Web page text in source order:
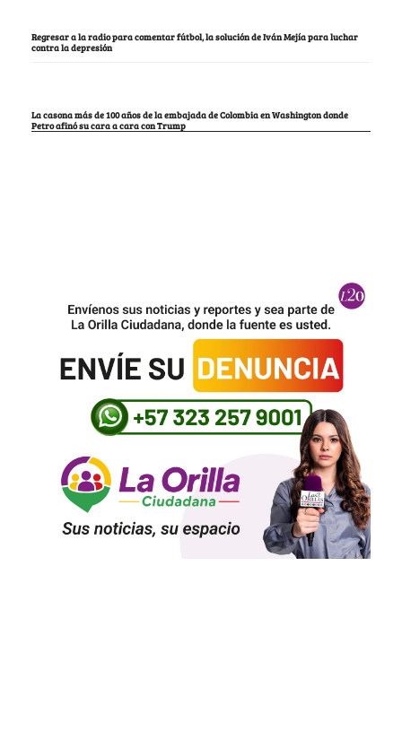
Regresar a la radio para comentar fútbol, la solución de Iván Mejía para luchar
contra la depresión
La casona más de 100 años de la embajada de Colombia en Washington donde
Petro afinó su cara a cara con Trump